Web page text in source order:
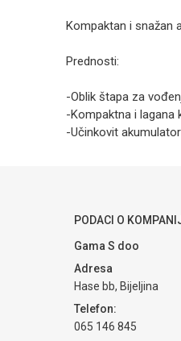
Kompaktan i snažan
Prednosti:
-Oblik štapa za
-Kompaktna i
-Učinkovit
Poruka
PODACI O
Gama S doo
Adresa
Hase bb, Bijeljina
Telefon:
065 146 845